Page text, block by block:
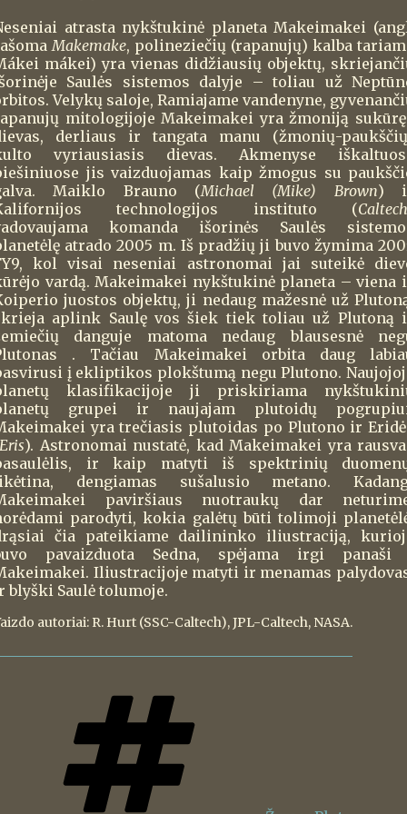
atrasta nykštukinė planeta Makeimakei
Makemake, polineziečių (rapanujų) kalba
mákei) yra vienas didžiausių objektų,
Saulės sistemos dalyje – toliau už
Velykų saloje, Ramiajame vandenyne,
mitologijoje Makeimakei yra žmoniją
derliaus ir tangata manu (žmonių-
vyriausiasis dievas. Akmenyse
jis vaizduojamas kaip žmogus su
Maiklo Brauno (Michael (Mike) Brown)
technologijos instituto (Caltech
komanda išorinės Saulės
atrado 2005 m. Iš pradžių ji buvo žymima
kol visai neseniai astronomai jai suteikė
vardą. Makeimakei nykštukinė planeta – viena
juostos objektų, ji nedaug mažesnė už
aplink Saulę vos šiek tiek toliau už Plutoną
danguje matoma nedaug blausesnė
. Tačiau Makeimakei orbita daug
į ekliptikos plokštumą negu Plutono.
klasifikacijoje ji priskiriama
grupei ir naujajam plutoidų
yra trečiasis plutoidas po Plutono ir
Eris). Astronomai nustatė, kad Makeimakei yra
ir kaip matyti iš spektrinių
dengiamas sušalusio metano.
paviršiaus nuotraukų dar
parodyti, kokia galėtų būti tolimoji
čia pateikiame dailininko iliustraciją,
pavaizduota Sedna, spėjama irgi
Iliustracijoje matyti ir menamas
blyški Saulė tolumoje.
autoriai: R. Hurt (SSC-Caltech), JPL-Caltech, NASA.